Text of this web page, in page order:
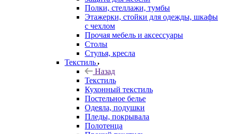
Полки, стеллажи, тумбы
Этажерки, стойки для одежды, шкафы
с чехлом
Прочая мебель и аксессуары
Столы
Стулья, кресла
Текстиль
Назад
Текстиль
Кухонный текстиль
Постельное белье
Одеяла, подушки
Пледы, покрывала
Полотенца